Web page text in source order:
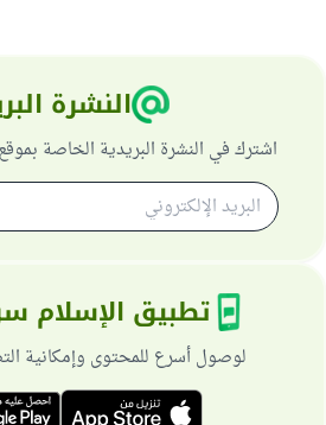
النشرة
اشترك في النشرة البريدية الخاصة
تطبيق الإسلام
لوصول أسرع للمحتوى وإمكانية